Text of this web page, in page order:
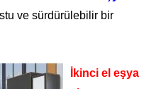
ve sürdürülebilir bir
İkinci el eşya